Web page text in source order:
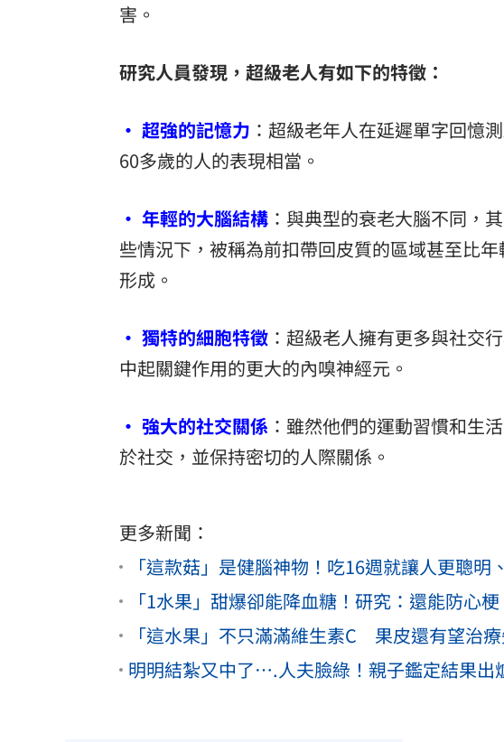
害。
研究人員發現，超級老人有如下的特徵：
• 超強的記憶力 ：超級老年人在延遲單字回憶
60多歲的人的表現相當。
• 年輕的大腦結構 ：與典型的衰老大腦不同，
些情況下，被稱為前扣帶回皮質的區域甚至比
形成。
• 獨特的細胞特徵 ：超級老人擁有更多與社交
中起關鍵作用的更大的內嗅神經元。
• 強大的社交關係 ：雖然他們的運動習慣和生
於社交，並保持密切的人際關係。
更多新聞：
「這款菇」是健腦神物！吃16週就讓人更聰明
「1水果」甜爆卻能降血糖！研究：還能防心
「這水果」不只滿滿維生素C 果皮還有望治
明明結紮又中了….人夫臉綠！親子鑑定結果出